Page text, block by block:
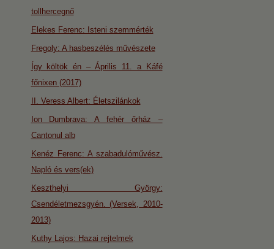
tollhercegnő
Elekes Ferenc: Isteni szemmérték
Fregoly: A hasbeszélés művészete
Így költök én – Április 11. a Káfé
főnixen (2017)
II. Veress Albert: Életszilánkok
Ion Dumbrava: A fehér őrház –
Cantonul alb
Kenéz Ferenc: A szabadulóművész.
Napló és vers(ek)
Keszthelyi György:
Csendéletmezsgyén. (Versek, 2010-
2013)
Kuthy Lajos: Hazai rejtelmek